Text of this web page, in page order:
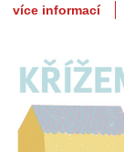
více informací